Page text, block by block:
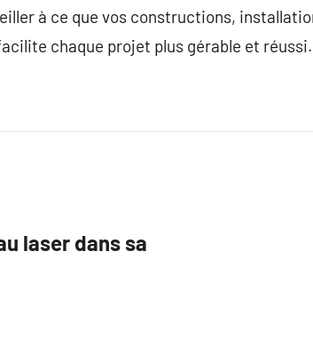
à ce que vos constructions,
chaque projet plus gérable et réussi.
laser dans sa